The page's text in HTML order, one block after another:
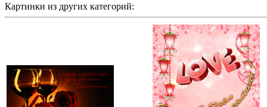
Картинки из других категорий: